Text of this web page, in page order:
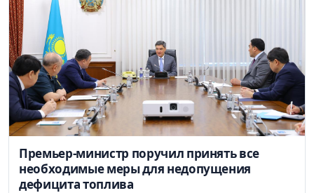
Премьер-министр поручил принять все
необходимые меры для недопущения
дефицита топлива